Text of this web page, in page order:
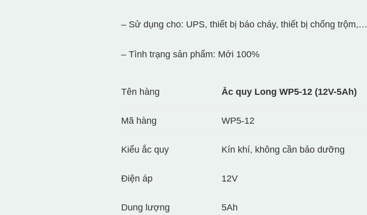
– Sử dụng cho: UPS, thiết bị báo cháy, thiết bị chống trộm,…
– Tình trạng sản phẩm: Mới 100%
Tên hàng Ắc quy Long WP5-12 (12V-5Ah)
Mã hàng WP5-12
Kiểu ắc quy Kín khí, không cần bảo dưỡng
Điện áp 12V
Dung lượng 5Ah